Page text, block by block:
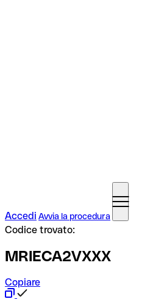
Accedi Avvia la procedura
Codice trovato:
MRIECA2VXXX
Copiare